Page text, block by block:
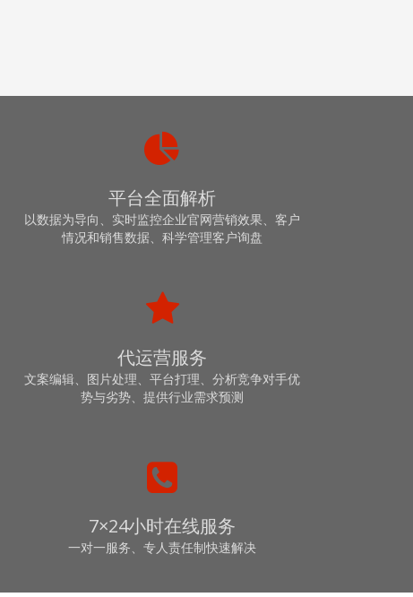
平台全面解析
以数据为导向、实时监控企业官网营销效果、客户
情况和销售数据、科学管理客户询盘
代运营服务
文案编辑、图片处理、平台打理、分析竞争对手优
势与劣势、提供行业需求预测
7×24小时在线服务
一对一服务、专人责任制快速解决